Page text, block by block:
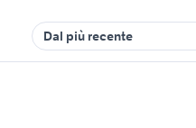
Dal più recente